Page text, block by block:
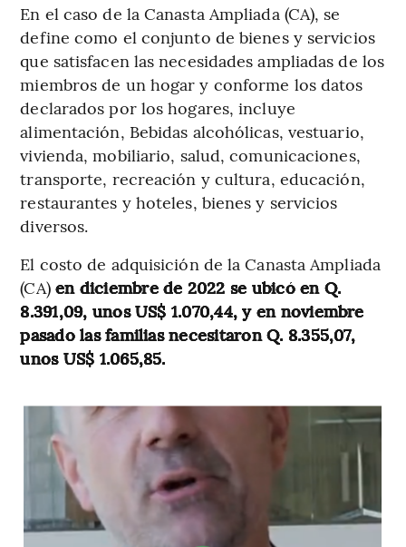
En el caso de la Canasta Ampliada (CA), se
define como el conjunto de bienes y servicios
que satisfacen las necesidades ampliadas de los
miembros de un hogar y conforme los datos
declarados por los hogares, incluye
alimentación, Bebidas alcohólicas, vestuario,
vivienda, mobiliario, salud, comunicaciones,
transporte, recreación y cultura, educación,
restaurantes y hoteles, bienes y servicios
diversos.
El costo de adquisición de la Canasta Ampliada
(CA) en diciembre de 2022 se ubicó en Q.
8.391,09, unos US$ 1.070,44, y en noviembre
pasado las familias necesitaron Q. 8.355,07,
unos US$ 1.065,85.